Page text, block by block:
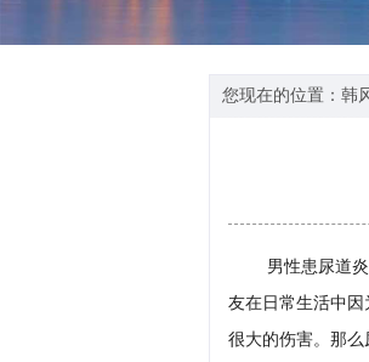
您现在的位置： 韩
男性患尿道
友在日常生活中
很大的伤害。那